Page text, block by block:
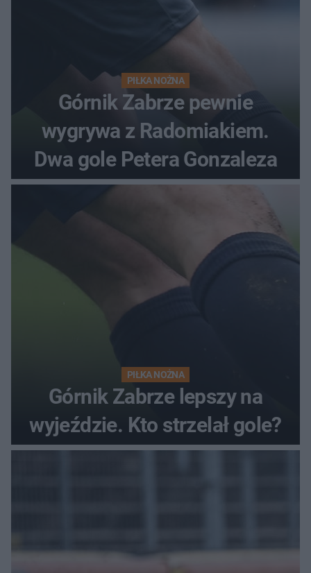
PIŁKA NOŻNA
Górnik Zabrze pewnie
wygrywa z Radomiakiem.
Dwa gole Petera Gonzaleza
PIŁKA NOŻNA
Górnik Zabrze lepszy na
wyjeździe. Kto strzelał gole?